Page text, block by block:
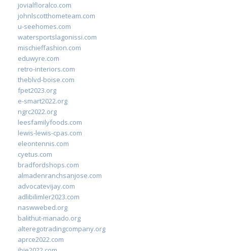
jovialfloralco.com
johnlscotthometeam.com
u-seehomes.com
watersportslagonissi.com
mischieffashion.com
eduwyre.com
retro-interiors.com
theblvd-boise.com
fpet2023.org
e-smart2022.org
ngrc2022.org
leesfamilyfoods.com
lewis-lewis-cpas.com
eleontennis.com
cyetus.com
bradfordshops.com
almadenranchsanjose.com
advocatevijay.com
adlibilimler2023.com
naswwebed.org
balithut-manado.org
alteregotradingcompany.org
aprce2022.com